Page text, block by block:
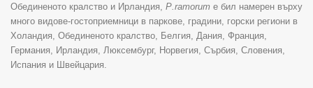
Обединеното кралство и Ирландия, P ramorum е бил намерен върху
много видове-гостоприемници в паркове, градини, горски региони в
Холандия, Обединеното кралство, Белгия, Дания, Франция,
Германия, Ирландия, Люксембург, Норвегия, Сърбия, Словения,
Испания и Швейцария.